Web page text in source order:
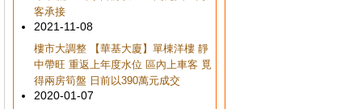
客承接
2021-11-08
樓市大調整 【華基大廈】單棟洋樓 靜
中帶旺 重返上年度水位 區內上車客 覓
得兩房筍盤 日前以390萬元成交
2020-01-07